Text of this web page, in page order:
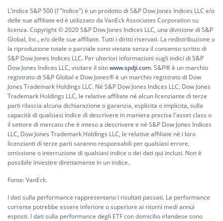
L'indice S&P 500 (l'"Indice") è un prodotto di S&P Dow Jones Indices LLC e/o
delle sue affiliate ed è utilizzato da VanEck Associates Corporation su
licenza. Copyright © 2020 S&P Dow Jones Indices LLC, una divisione di S&P
Global, Inc., e/o delle sue affiliate. Tutti i diritti riservati. La redistribuzione o
la riproduzione totale o parziale sono vietate senza il consenso scritto di
S&P Dow Jones Indices LLC. Per ulteriori informazioni sugli indici di S&P
Dow Jones Indices LLC, visitare il sitowww.spdji.com. S&P® è un marchio
registrato di S&P Global e Dow Jones® è un marchio registrato di Dow
Jones Trademark Holdings LLC. Né S&P Dow Jones Indices LLC, Dow Jones
Trademark Holdings LLC, le relative affiliate né alcun licenziante di terze
parti rilascia alcuna dichiarazione o garanzia, esplicita o implicita, sulla
capacità di qualsiasi indice di descrivere in maniera precisa l'asset class o
il settore di mercato che è inteso a descrivere e né S&P Dow Jones Indices
LLC, Dow Jones Trademark Holdings LLC, le relative affiliate né i loro
licenzianti di terze parti saranno responsabili per qualsiasi errore,
omissione o interruzione di qualsiasi indice o dei dati qui inclusi. Non è
possibile investire direttamente in un indice.
Fonte: VanEck.
I dati sulla performance rappresentano i risultati passati. La performance
corrente potrebbe essere inferiore o superiore ai ritorni medi annui
esposti. I dati sulla performance degli ETF con domicilio irlandese sono